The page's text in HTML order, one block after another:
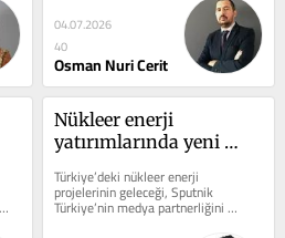
04.07.2026
40
Osman Nuri Cerit
Nükleer enerji
yatırımlarında yeni
tedarik ve teknoloji üssü
olmayı hedefliyor
Türkiye’deki nükleer enerji
projelerinin geleceği, Sputnik
Türkiye’nin medya partnerliğini
yaptığı, İstanbul’da düzenlenen 12....